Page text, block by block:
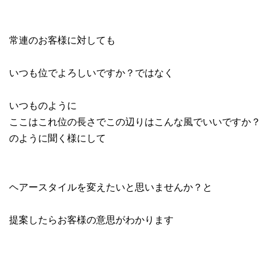
常連のお客様に対しても
いつも位でよろしいですか？ではなく
いつものように
ここはこれ位の長さでこの辺りはこんな風でいいですか？
のように聞く様にして
ヘアースタイルを変えたいと思いませんか？と
提案したらお客様の意思がわかります